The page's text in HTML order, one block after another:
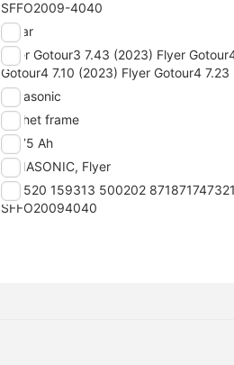
SFFO2009-4040
2 jaar
Flyer Gotour3 7.43 (2023) Flyer
Gotour4 7.10 (2023) Flyer Gotour4
Panasonic
Op het frame
16.75 Ah
PANASONIC, Flyer
150520 159313 500202
SFFO20094040